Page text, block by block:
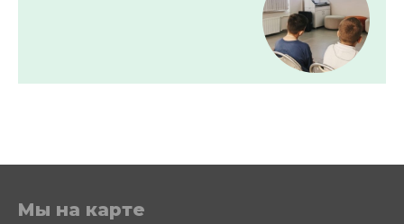
Мы на карте